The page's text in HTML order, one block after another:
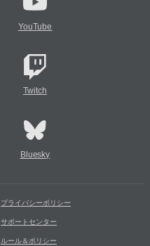
YouTube
Twitch
Bluesky
プライバシーポリシー
サポートセンター
ルール＆ポリシー